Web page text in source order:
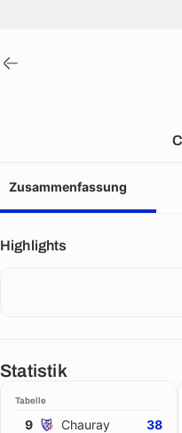
Zusammenfassung
Highlights
Statistik
Tabelle
9 Chauray
38